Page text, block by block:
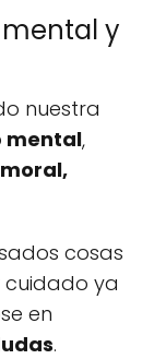
y
nuestra
mental,
moral,
cosas
cuidado ya
en
.